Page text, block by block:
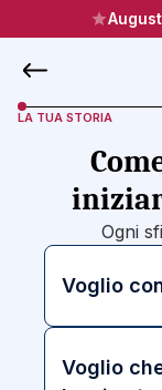
August
LA TUA STORIA
Ogni
Voglio
Voglio